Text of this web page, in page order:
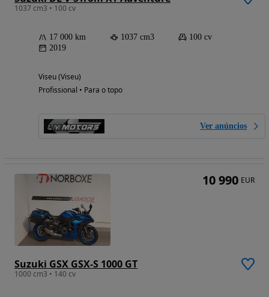
1037 cm3 • 100 cv
17 000 km 1037 cm3
100 cv
2019
Viseu (Viseu)
Profissional • Para o topo
Ver anúncios
Suzuki GSX GSX-S 1000 GT
1000 cm3 • 140 cv
10 990 EUR